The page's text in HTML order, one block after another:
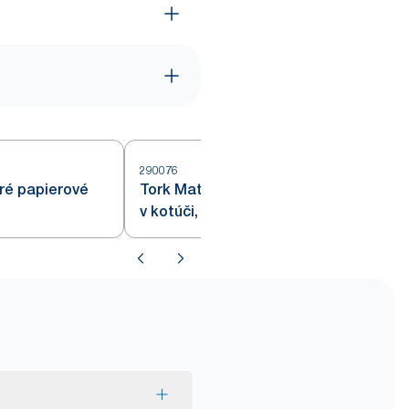
papierové
290076
Tork Matic® papierové utierky
v kotúči, zelené H1